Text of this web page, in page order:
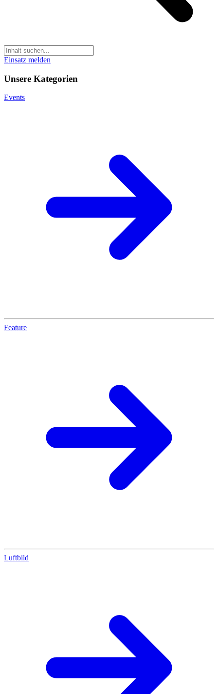
Einsatz melden
Unsere Kategorien
Events
Feature
Luftbild